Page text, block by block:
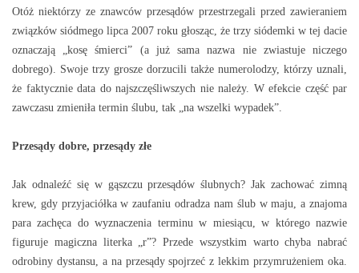
Otóż niektórzy ze znawców przesądów przestrzegali przed zawieraniem
związków siódmego lipca 2007 roku głosząc, że trzy siódemki w tej dacie
oznaczają „kosę śmierci” (a już sama nazwa nie zwiastuje niczego
dobrego). Swoje trzy grosze dorzucili także numerolodzy, którzy uznali,
że faktycznie data do najszczęśliwszych nie należy. W efekcie część par
zawczasu zmieniła termin ślubu, tak „na wszelki wypadek”.
Przesądy dobre, przesądy złe
Jak odnaleźć się w gąszczu przesądów ślubnych? Jak zachować zimną
krew, gdy przyjaciółka w zaufaniu odradza nam ślub w maju, a znajoma
para zachęca do wyznaczenia terminu w miesiącu, w którego nazwie
figuruje magiczna literka „r”? Przede wszystkim warto chyba nabrać
odrobiny dystansu, a na przesądy spojrzeć z lekkim przymrużeniem oka.